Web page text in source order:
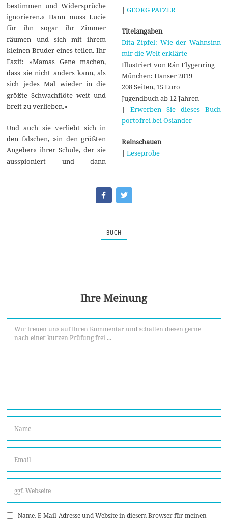
bestimmen und Widersprüche
ignorieren.« Dann muss Lucie
für ihn sogar ihr Zimmer
räumen und sich mit ihrem
kleinen Bruder eines teilen. Ihr
Fazit: »Mamas Gene machen,
dass sie nicht anders kann, als
sich jedes Mal wieder in die
größte Schwachflöte weit und
breit zu verlieben.«
Und auch sie verliebt sich in
den falschen, »in den größten
Angeber« ihrer Schule, der sie
ausspioniert und dann
| GEORG PATZER
Titelangaben
Dita Zipfel: Wie der Wahnsinn
mir die Welt erklärte
Illustriert von Rán Flygenring
München: Hanser 2019
208 Seiten, 15 Euro
Jugendbuch ab 12 Jahren
| Erwerben Sie dieses Buch
portofrei bei Osiander
Reinschauen
| Leseprobe
BUCH
Ihre Meinung
Name, E-Mail-Adresse und Website in diesem Browser für meinen